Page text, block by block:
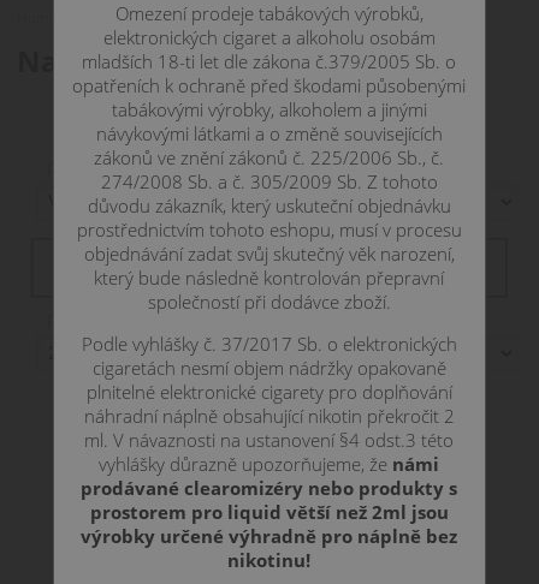
BATERIE a NABÍJEČKY NABÍJEČKY pro články
Nabíječky pro články
Řadit podle:
Filtr dostupnosti
není skladem
skadem skladem skladom
Položek na stranu:
Zobrazení:
Omezení prodeje tabákových výrobků,
elektronických cigaret a alkoholu osobám
mladších 18-ti let dle zákona č.379/2005 Sb. o
opatřeních k ochraně před škodami působenými
tabákovými výrobky, alkoholem a jinými
návykovými látkami a o změně souvisejících
zákonů ve znění zákonů č. 225/2006 Sb., č.
274/2008 Sb. a č. 305/2009 Sb. Z tohoto
důvodu zákazník, který uskuteční objednávku
prostřednictvím tohoto eshopu, musí v procesu
objednávání zadat svůj skutečný věk narození,
který bude následně kontrolován přepravní
společností při dodávce zboží.
Podle vyhlášky č. 37/2017 Sb. o elektronických
cigaretách nesmí objem nádržky opakovaně
plnitelné elektronické cigarety pro doplňování
náhradní náplně obsahující nikotin překročit 2
ml. V návaznosti na ustanovení §4 odst.3 této
vyhlášky důrazně upozorňujeme, že námi
prodávané clearomizéry nebo produkty s
prostorem pro liquid větší než 2ml jsou
výrobky určené výhradně pro náplně bez
nikotinu!